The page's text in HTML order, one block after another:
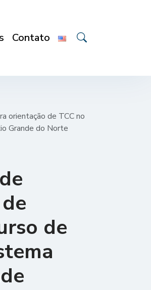
Contato
orientação de TCC no
Grande do Norte
de